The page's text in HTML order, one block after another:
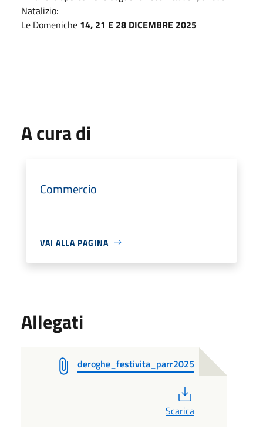
Natalizio:
Le Domeniche 14, 21 E 28 DICEMBRE 2025
A cura di
Commercio
VAI ALLA PAGINA
Allegati
deroghe_festivita_parr2025
Scarica